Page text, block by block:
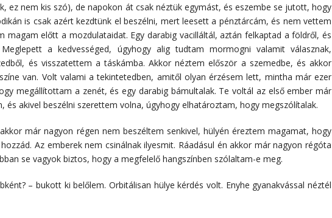
ez nem kis szó), de napokon át csak néztük egymást, és eszembe se jutott, hogy
is csak azért kezdtünk el beszélni, mert leesett a pénztárcám, és nem vettem
magam előtt a mozdulataidat. Egy darabig vacilláltál, aztán felkaptad a földről, és
a kedvességed, úgyhogy alig tudtam mormogni valamit válasznak,
és visszatettem a táskámba. Akkor néztem először a szemedbe, és akkor
van. Volt valami a tekintetedben, amitől olyan érzésem lett, mintha már ezer
megállítottam a zenét, és egy darabig bámultalak. Te voltál az első ember már
és akivel beszélni szerettem volna, úgyhogy elhatároztam, hogy megszólítalak.
már nagyon régen nem beszéltem senkivel, hülyén éreztem magamat, hogy
Az emberek nem csinálnak ilyesmit. Ráadásul én akkor már nagyon régóta
se vagyok biztos, hogy a megfelelő hangszínben szólaltam-e meg.
– bukott ki belőlem. Orbitálisan hülye kérdés volt. Enyhe gyanakvással néztél